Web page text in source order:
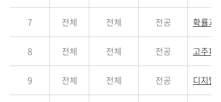
7 전체 전체 전공 확률과
8 전체 전체 전공 고주파
9 전체 전체 전공 디지탈